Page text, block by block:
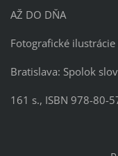
AŽ DO DŇA
Fotografické
Bratislava: Spolok
161 s., ISBN 978-80-